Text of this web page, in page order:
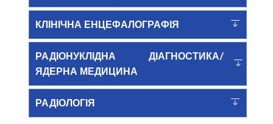
КЛІНІЧНА ЕНЦЕФАЛОГРАФІЯ
РАДІОНУКЛІДНА ДІАГНОСТИКА/
ЯДЕРНА МЕДИЦИНА
РАДІОЛОГІЯ